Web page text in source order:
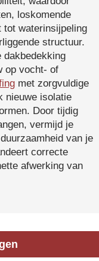
loskomende
tot waterinsijpeling
structuur.
dakbedekking
op vocht- of
met zorgvuldige
nieuwe isolatie
Door tijdig
vermijd je
van je
correcte
afwerking van